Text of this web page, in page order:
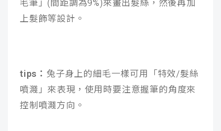
毛筆」(間距調為9%)來畫出髮絲，然後再加
上髮飾等設計。
tips： 兔子身上的細毛一樣可用「特效/髮絲
噴濺」來表現，使用時要注意握筆的角度來
控制噴濺方向。